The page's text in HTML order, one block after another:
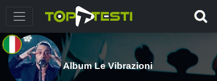
Album Le Vibrazioni